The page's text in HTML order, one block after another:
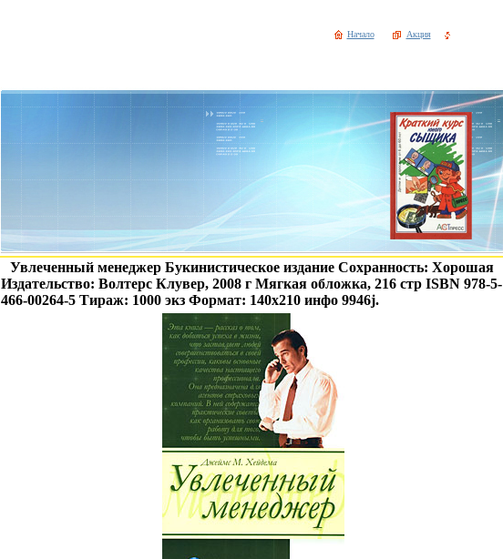
Начало Акция
Увлеченный менеджер Букинистическое издание Сохранность: Хорошая
Издательство: Волтерс Клувер, 2008 г Мягкая обложка, 216 стр ISBN 978-5-
466-00264-5 Тираж: 1000 экз Формат: 140x210 инфо 9946j.